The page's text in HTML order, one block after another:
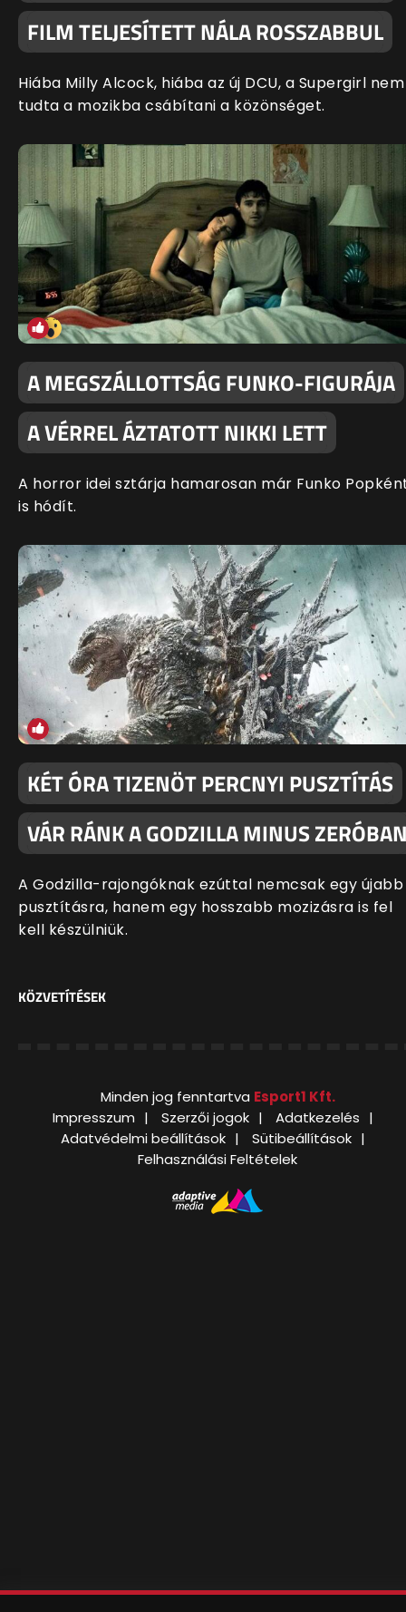
FILM TELJESÍTETT NÁLA ROSSZABBUL
Hiába Milly Alcock, hiába az új DCU, a Supergirl nem
tudta a mozikba csábítani a közönséget.
A MEGSZÁLLOTTSÁG FUNKO-FIGURÁJA
A VÉRREL ÁZTATOTT NIKKI LETT
A horror idei sztárja hamarosan már Funko
is hódít.
KÉT ÓRA TIZENÖT PERCNYI PUSZTÍTÁS
VÁR RÁNK A GODZILLA MINUS
A Godzilla-rajongóknak ezúttal nemcsak egy újabb
pusztításra, hanem egy hosszabb mozizásra is fel
kell készülniük.
KÖZVETÍTÉSEK
Minden jog fenntartva Esport1 Kft.
Impresszum
Szerzői jogok
Adatkezelés
Adatvédelmi beállítások
Sütibeállítások
Felhasználási Feltételek